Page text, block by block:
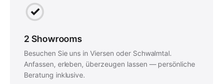
2 Showrooms
Besuchen Sie uns in Viersen oder Schwalmtal.
Anfassen, erleben, überzeugen lassen — persönliche
Beratung inklusive.